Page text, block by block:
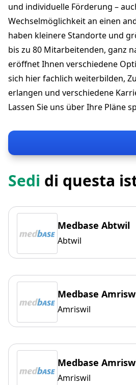
und individuelle Förderung –
Wechselmöglichkeit an einen
haben kleinere Standorte und
bis zu 80 Mitarbeitenden, ganz
eröffnet Ihnen verschiedene
sich hier fachlich weiterbilden,
erlangen und verschiedene
Lassen Sie uns über Ihre Pläne
Sedi di questa
Medbase Abtwil
Abtwil
Medbase
Amriswil
Medbase
Amriswil